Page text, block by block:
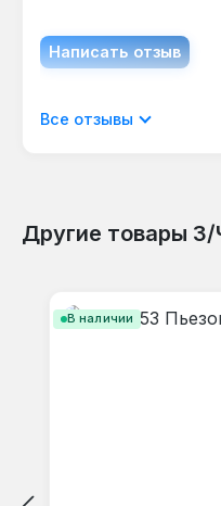
Написать отзыв
Отображать
Все отзывы
Другие товары З/
В наличии